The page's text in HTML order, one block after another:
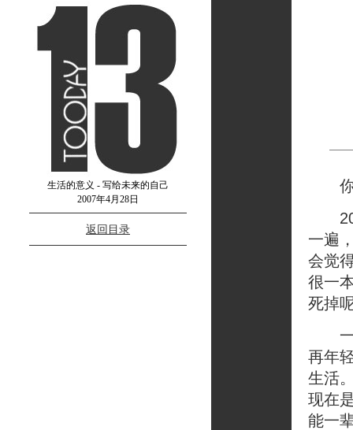
生活的意义 - 写给未来的自己
2007年4月28日
返回目录
你
20
一遍
会觉
很一
死掉
一
再年
生活
现在
能一